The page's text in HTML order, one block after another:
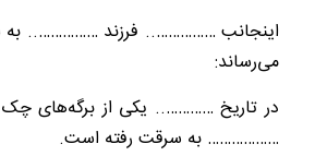
اینجانب …………….. فرزند ……………..
می‌رساند:
در تاریخ ………….. یکی از برگه‌های
……………… به سرقت رفته است.